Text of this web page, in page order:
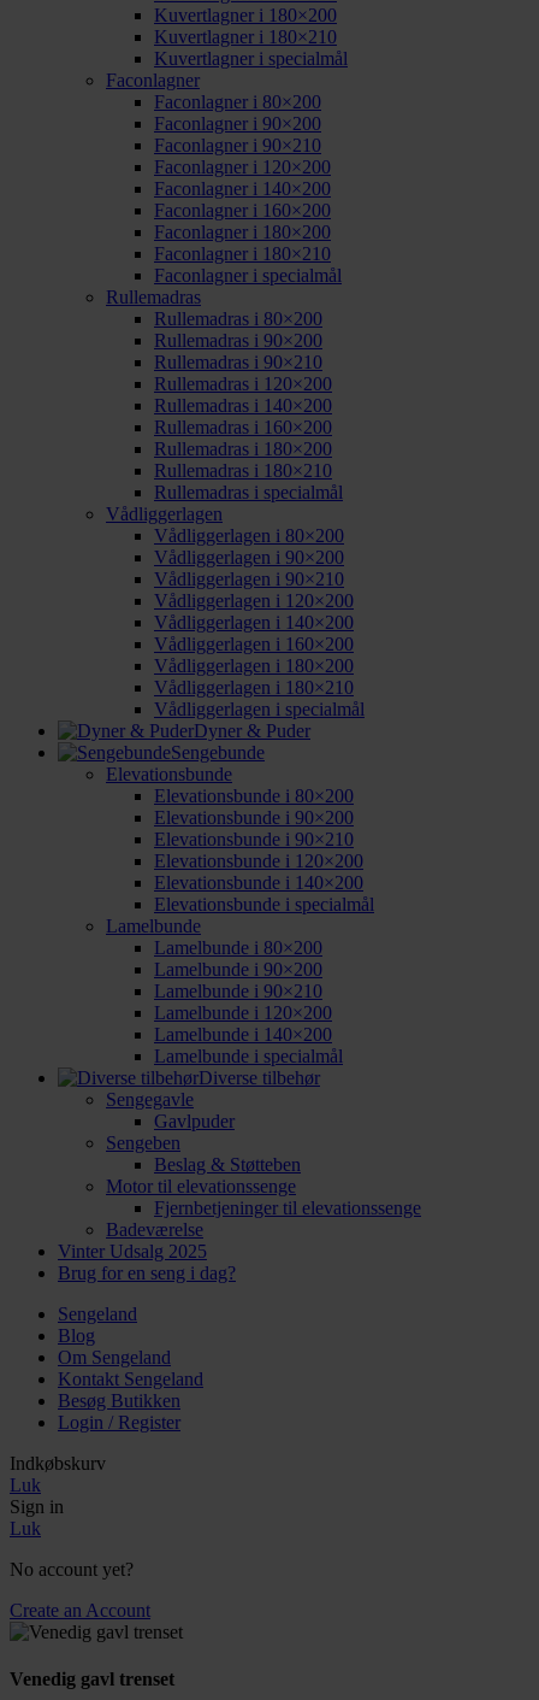
Kuvertlagner i 180×200
Kuvertlagner i 180×210
Kuvertlagner i specialmål
Faconlagner
Faconlagner i 80×200
Faconlagner i 90×200
Faconlagner i 90×210
Faconlagner i 120×200
Faconlagner i 140×200
Faconlagner i 160×200
Faconlagner i 180×200
Faconlagner i 180×210
Faconlagner i specialmål
Rullemadras
Rullemadras i 80×200
Rullemadras i 90×200
Rullemadras i 90×210
Rullemadras i 120×200
Rullemadras i 140×200
Rullemadras i 160×200
Rullemadras i 180×200
Rullemadras i 180×210
Rullemadras i specialmål
Vådliggerlagen
Vådliggerlagen i 80×200
Vådliggerlagen i 90×200
Vådliggerlagen i 90×210
Vådliggerlagen i 120×200
Vådliggerlagen i 140×200
Vådliggerlagen i 160×200
Vådliggerlagen i 180×200
Vådliggerlagen i 180×210
Vådliggerlagen i specialmål
Dyner & Puder
Sengebunde
Elevationsbunde
Elevationsbunde i 80×200
Elevationsbunde i 90×200
Elevationsbunde i 90×210
Elevationsbunde i 120×200
Elevationsbunde i 140×200
Elevationsbunde i specialmål
Lamelbunde
Lamelbunde i 80×200
Lamelbunde i 90×200
Lamelbunde i 90×210
Lamelbunde i 120×200
Lamelbunde i 140×200
Lamelbunde i specialmål
Diverse tilbehør
Sengegavle
Gavlpuder
Sengeben
Beslag & Støtteben
Motor til elevationssenge
Fjernbetjeninger til elevationssenge
Badeværelse
Vinter Udsalg 2025
Brug for en seng i dag?
Sengeland
Blog
Om Sengeland
Kontakt Sengeland
Besøg Butikken
Login / Register
Indkøbskurv
Luk
Sign in
Luk
No account yet?
Create an Account
Venedig gavl trenset